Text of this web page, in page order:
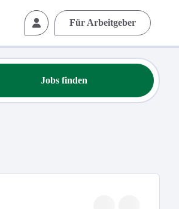
Für Arbeitgeber
Jobs finden